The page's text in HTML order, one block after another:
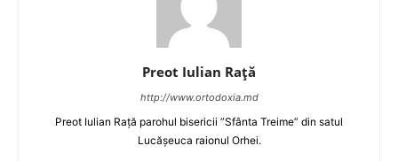
Preot Iulian Raţă
http://www.ortodoxia.md
Preot Iulian Rață parohul bisericii ”Sfânta Treime” din satul
Lucășeuca raionul Orhei.